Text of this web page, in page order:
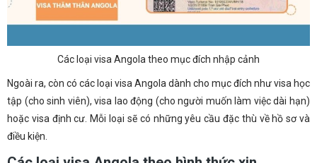
Các loại visa Angola theo mục đích nhập cảnh
Ngoài ra, còn có các loại visa Angola dành cho mục đích như visa học
tập (cho sinh viên), visa lao động (cho người muốn làm việc dài hạn)
hoặc visa định cư. Mỗi loại sẽ có những yêu cầu đặc thù về hồ sơ và
điều kiện.